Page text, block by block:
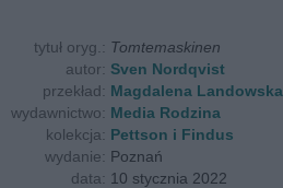
tytuł oryg.: Tomtemaskinen
autor: Sven Nordqvist
przekład: Magdalena Landowska
wydawnictwo: Media Rodzina
kolekcja: Pettson i Findus
wydanie: Poznań
data: 10 stycznia 2022